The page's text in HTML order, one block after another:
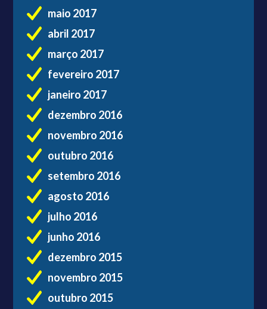
maio 2017
abril 2017
março 2017
fevereiro 2017
janeiro 2017
dezembro 2016
novembro 2016
outubro 2016
setembro 2016
agosto 2016
julho 2016
junho 2016
dezembro 2015
novembro 2015
outubro 2015